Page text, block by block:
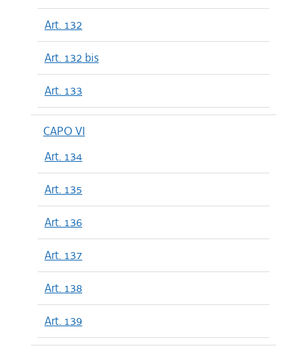
Art. 132
Art. 132 bis
Art. 133
CAPO VI
Art. 134
Art. 135
Art. 136
Art. 137
Art. 138
Art. 139